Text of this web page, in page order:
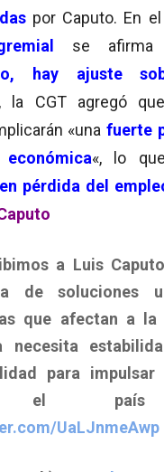
por Caputo. En
se afirma
hay ajuste
la CGT agregó
«una fuerte
«, lo
pérdida del
a Luis
de soluciones
que afectan a la
necesita
para
el país
UaLJnmeAwp